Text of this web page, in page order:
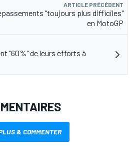
ARTICLE PRÉCÉDENT
"toujours plus difficiles"
en MotoGP
"60%" de leurs efforts à
& COMMENTER